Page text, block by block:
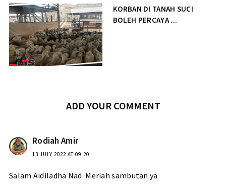
KORBAN DI TANAH SUCI
BOLEH PERCAYA ...
ADD YOUR COMMENT
Rodiah Amir
13 JULY 2022 AT 09:20
Salam Aidiladha Nad. Meriah sambutan ya